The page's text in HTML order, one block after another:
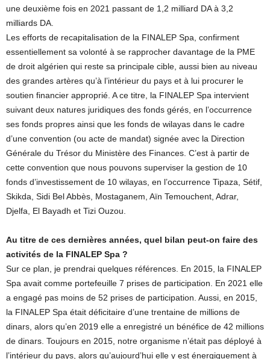
une deuxième fois en 2021 passant de 1,2 milliard DA à 3,2
milliards DA.
Les efforts de recapitalisation de la FINALEP Spa, confirment
essentiellement sa volonté à se rapprocher davantage de la PME
de droit algérien qui reste sa principale cible, aussi bien au niveau
des grandes artères qu’à l’intérieur du pays et à lui procurer le
soutien financier approprié. A ce titre, la FINALEP Spa intervient
suivant deux natures juridiques des fonds gérés, en l’occurrence
ses fonds propres ainsi que les fonds de wilayas dans le cadre
d’une convention (ou acte de mandat) signée avec la Direction
Générale du Trésor du Ministère des Finances. C’est à partir de
cette convention que nous pouvons superviser la gestion de 10
fonds d’investissement de 10 wilayas, en l’occurrence Tipaza, Sétif,
Skikda, Sidi Bel Abbès, Mostaganem, Aïn Temouchent, Adrar,
Djelfa, El Bayadh et Tizi Ouzou.
Au titre de ces dernières années, quel bilan peut-on faire des
activités de la FINALEP Spa ?
Sur ce plan, je prendrai quelques références. En 2015, la FINALEP
Spa avait comme portefeuille 7 prises de participation. En 2021 elle
a engagé pas moins de 52 prises de participation. Aussi, en 2015,
la FINALEP Spa était déficitaire d’une trentaine de millions de
dinars, alors qu’en 2019 elle a enregistré un bénéfice de 42 millions
de dinars. Toujours en 2015, notre organisme n’était pas déployé à
l’intérieur du pays, alors qu’aujourd’hui elle y est énergiquement à